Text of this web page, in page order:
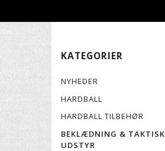
KATEGORIER
NYHEDER
HARDBALL
HARDBALL TILBEHØR
BEKLÆDNING & TAKTISK
UDSTYR